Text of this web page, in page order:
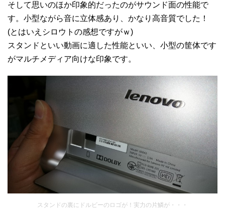
そして思いのほか印象的だったのがサウンド面の性能で
す。小型ながら音に立体感あり、かなり高音質でした！
(とはいえシロウトの感想ですがｗ)
スタンドといい動画に適した性能といい、小型の筐体です
がマルチメディア向けな印象です。
スタンドの裏にドルビーのロゴが！実力の片鱗が・・・